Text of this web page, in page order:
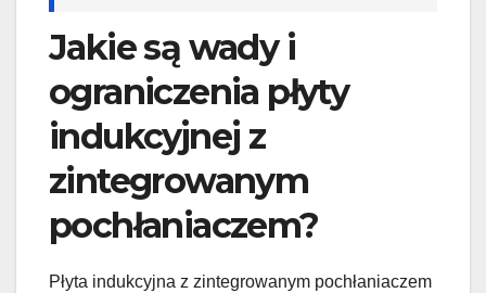
Jakie są wady i
ograniczenia płyty
indukcyjnej z
zintegrowanym
pochłaniaczem?
Płyta indukcyjna z zintegrowanym pochłaniaczem